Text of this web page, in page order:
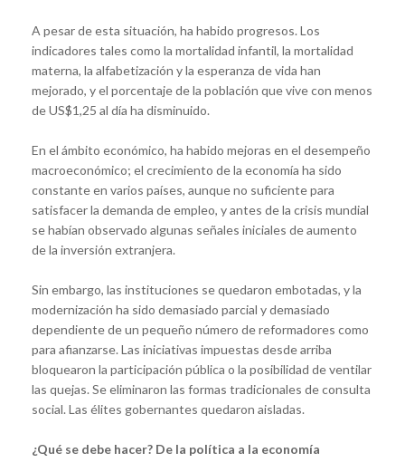
A pesar de esta situación, ha habido progresos. Los
indicadores tales como la mortalidad infantil, la mortalidad
materna, la alfabetización y la esperanza de vida han
mejorado, y el porcentaje de la población que vive con menos
de US$1,25 al día ha disminuido.
En el ámbito económico, ha habido mejoras en el desempeño
macroeconómico; el crecimiento de la economía ha sido
constante en varios países, aunque no suficiente para
satisfacer la demanda de empleo, y antes de la crisis mundial
se habían observado algunas señales iniciales de aumento
de la inversión extranjera.
Sin embargo, las instituciones se quedaron embotadas, y la
modernización ha sido demasiado parcial y demasiado
dependiente de un pequeño número de reformadores como
para afianzarse. Las iniciativas impuestas desde arriba
bloquearon la participación pública o la posibilidad de ventilar
las quejas. Se eliminaron las formas tradicionales de consulta
social. Las élites gobernantes quedaron aisladas.
¿Qué se debe hacer? De la política a la economía